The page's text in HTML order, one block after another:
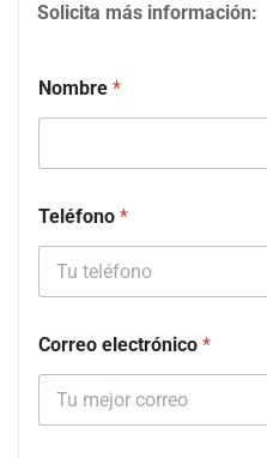
Solicita más información:
Nombre *
Teléfono *
Correo electrónico *